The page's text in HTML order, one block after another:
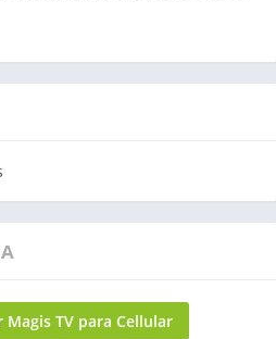
Magis TV para Cellular